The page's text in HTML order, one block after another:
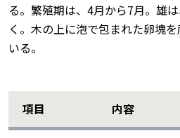
る。繁殖期は、4月から7月。雄
く。木の上に泡で包まれた卵塊
いる。
項目 内容